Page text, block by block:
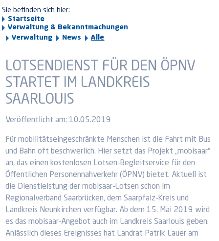
Sie befinden sich hier:
Startseite
Verwaltung & Bekanntmachungen
Verwaltung
News Alle
LOTSENDIENST FÜR DEN ÖPNV
STARTET IM LANDKREIS
SAARLOUIS
Veröffentlicht am: 10.05.2019
Für mobilitätseingeschränkte Menschen ist die Fahrt mit Bus
und Bahn oft beschwerlich. Hier setzt das Projekt „mobisaar“
an, das einen kostenlosen Lotsen-Begleitservice für den
Öffentlichen Personennahverkehr (ÖPNV) bietet. Aktuell ist
die Dienstleistung der mobisaar-Lotsen schon im
Regionalverband Saarbrücken, dem Saarpfalz-Kreis und
Landkreis Neunkirchen verfügbar. Ab dem 15. Mai 2019 wird
es das mobisaar-Angebot auch im Landkreis Saarlouis geben.
Anlässlich dieses Ereignisses hat Landrat Patrik Lauer am